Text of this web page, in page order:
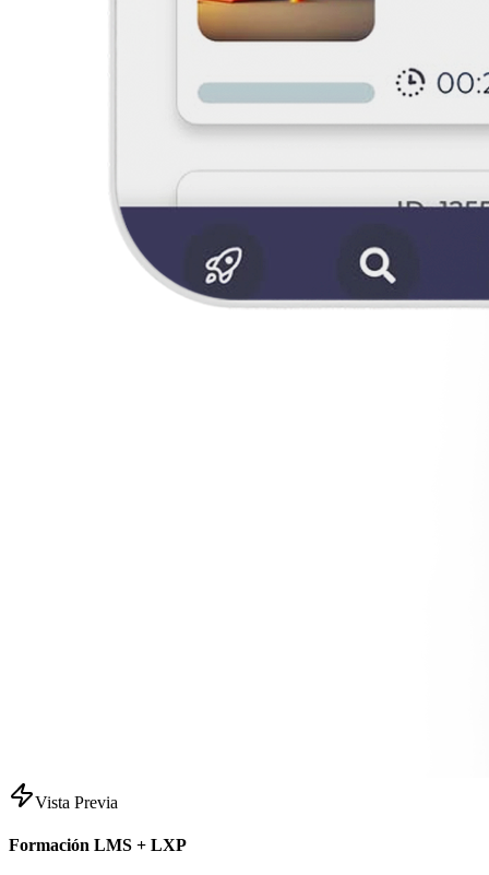
Vista Previa
Formación LMS + LXP